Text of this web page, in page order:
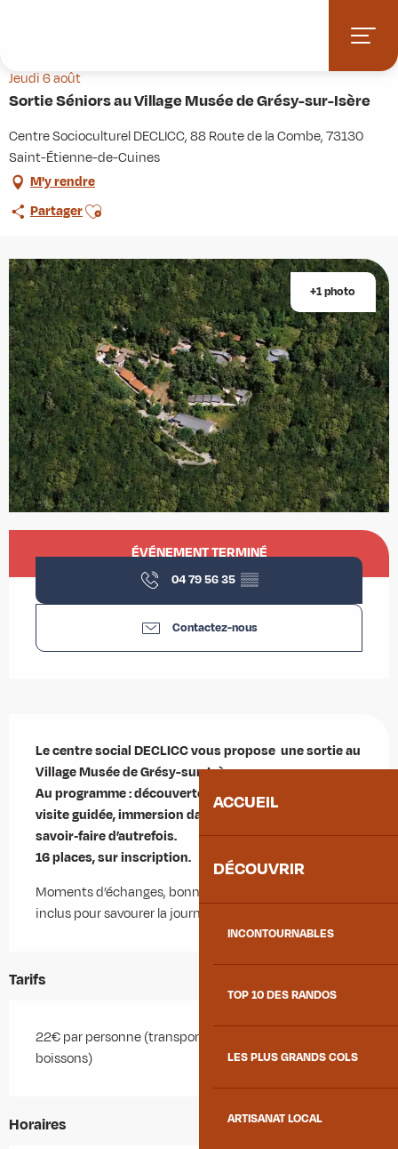
principal
ACCUEIL
DÉCOUVRIR
INCONTOURNABLES
TOP 10 DES RANDOS
LES PLUS GRANDS COLS
ARTISANAT LOCAL
Jeudi 6 août
Sortie Séniors au Village Musée de Grésy-sur-Isère
Centre Socioculturel DECLICC, 88 Route de la Combe, 73130
Saint-Étienne-de-Cuines
M'y rendre
PartagerAjouter aux favoris
+1 photo
Ouverture et coordonnées
ÉVÉNEMENT TERMINÉ
04 79 56 35 ▒▒
Contactez-nous
Le centre social DECLICC vous propose  une sortie au
Village Musée de Grésy-sur-Isère.
Au programme : découverte du patrimoine savoyard,
visite guidée, immersion dans les traditions et les
savoir‑faire d’autrefois.
16 places, sur inscription.
Moments d’échanges, bonne humeur et un déjeuner
inclus pour savourer la journée ensemble.
Tarifs
22€ par personne (transport, visite, repas hors
boissons)
Horaires